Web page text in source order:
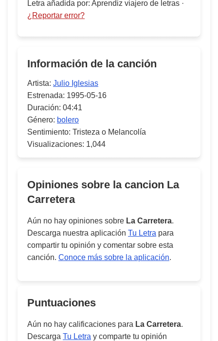
Letra añadida por: Aprendiz viajero de letras ·
¿Reportar error?
Información de la canción
Artista: Julio Iglesias
Estrenada: 1995-05-16
Duración: 04:41
Género: bolero
Sentimiento: Tristeza o Melancolía
Visualizaciones: 1,044
Opiniones sobre la cancion La
Carretera
Aún no hay opiniones sobre La Carretera.
Descarga nuestra aplicación Tu Letra para
compartir tu opinión y comentar sobre esta
canción. Conoce más sobre la aplicación.
Puntuaciones
Aún no hay calificaciones para La Carretera.
Descarga Tu Letra y comparte tu opinión